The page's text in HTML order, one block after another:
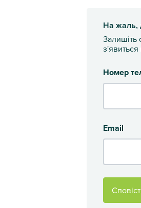
На жаль,
Залишіть
з'явиться
Номер
Email